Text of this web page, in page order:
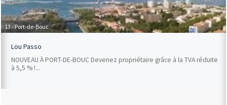
13 - Port-de-Bouc
Lou Passo
NOUVEAU À PORT-DE-BOUC Devenez propriétaire grâce à la TVA réduite
à 5,5 % !...